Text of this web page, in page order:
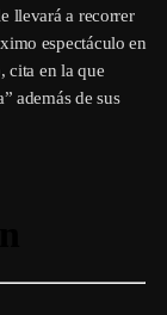
llevará a recorrer
espectáculo en
cita en la que
además de sus